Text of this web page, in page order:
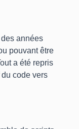
années
pouvant être
a été repris
code vers